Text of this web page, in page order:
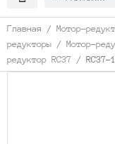
Главная / Мотор-
редукторы / Мотор-
редуктор RC37 / RC37-